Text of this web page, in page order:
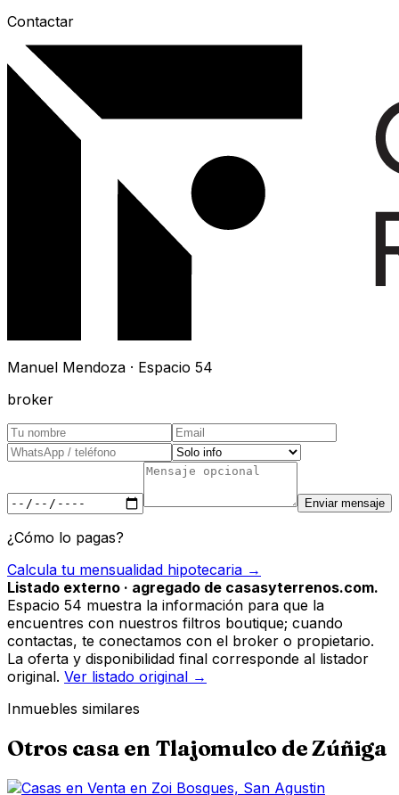
Contactar
Manuel Mendoza · Espacio 54
broker
Enviar mensaje
¿Cómo lo pagas?
Calcula tu mensualidad hipotecaria →
Listado externo · agregado de casasyterrenos.com.
Espacio 54 muestra la información para que la
encuentres con nuestros filtros boutique; cuando
contactas, te conectamos con el broker o propietario.
La oferta y disponibilidad final corresponde al listador
original. Ver listado original →
Inmuebles similares
Otros casa en Tlajomulco de Zúñiga